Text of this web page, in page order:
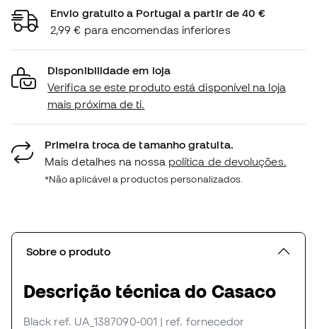
Envio gratuito a Portugal a partir de 40 €
2,99 € para encomendas inferiores
Disponibilidade em loja
Verifica se este produto está disponível na loja
mais próxima de ti.
Primeira troca de tamanho gratuita.
Mais detalhes na nossa política de devoluções.
*Não aplicável a productos personalizados.
Sobre o produto
Descrição técnica do Casaco
Black ref. UA_1387090-001 | ref. fornecedor